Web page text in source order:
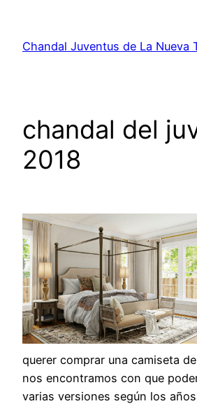
contenido
Chandal Juventus de La Nueva
chandal del
2018
querer comprar una camiseta
nos encontramos con que
varias versiones según los